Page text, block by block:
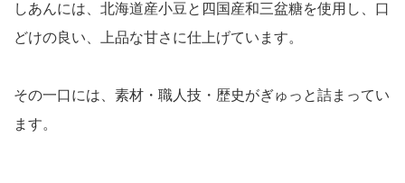
しあんには、北海道産小豆と四国産和三盆糖を使用し、口
どけの良い、上品な甘さに仕上げています。
その一口には、素材・職人技・歴史がぎゅっと詰まってい
ます。